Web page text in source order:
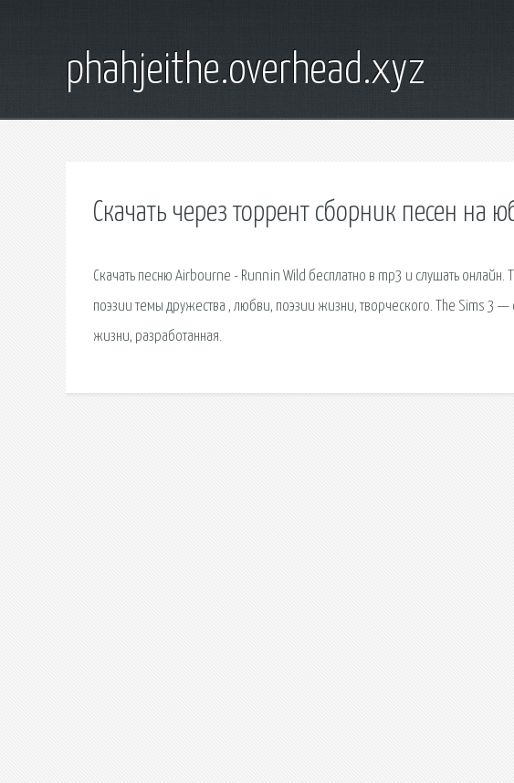
phahjeithe.overhead.xyz
Скачать через торрент сборник песен на
Скачать песню Airbourne - Runnin Wild бесплатно в mp3 и слушать
поэзии темы дружества , любви, поэзии жизни, творческого. The Sims 3
жизни, разработанная.